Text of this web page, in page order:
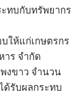
ทบกับทรัพยากร
ให้แก่เกษตรกร
ร จำกัด
งขาว จำนวน
ด้รับผลกระทบ